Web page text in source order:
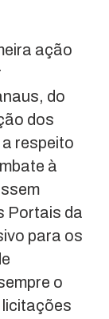
ação
do
dos
respeito
à
Portais da
para os
o
licitações